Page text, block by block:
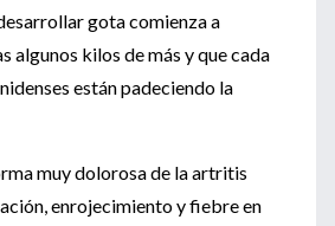
gota comienza a
algunos kilos de más y que cada
están padeciendo la
muy dolorosa de la artritis
enrojecimiento y fiebre en